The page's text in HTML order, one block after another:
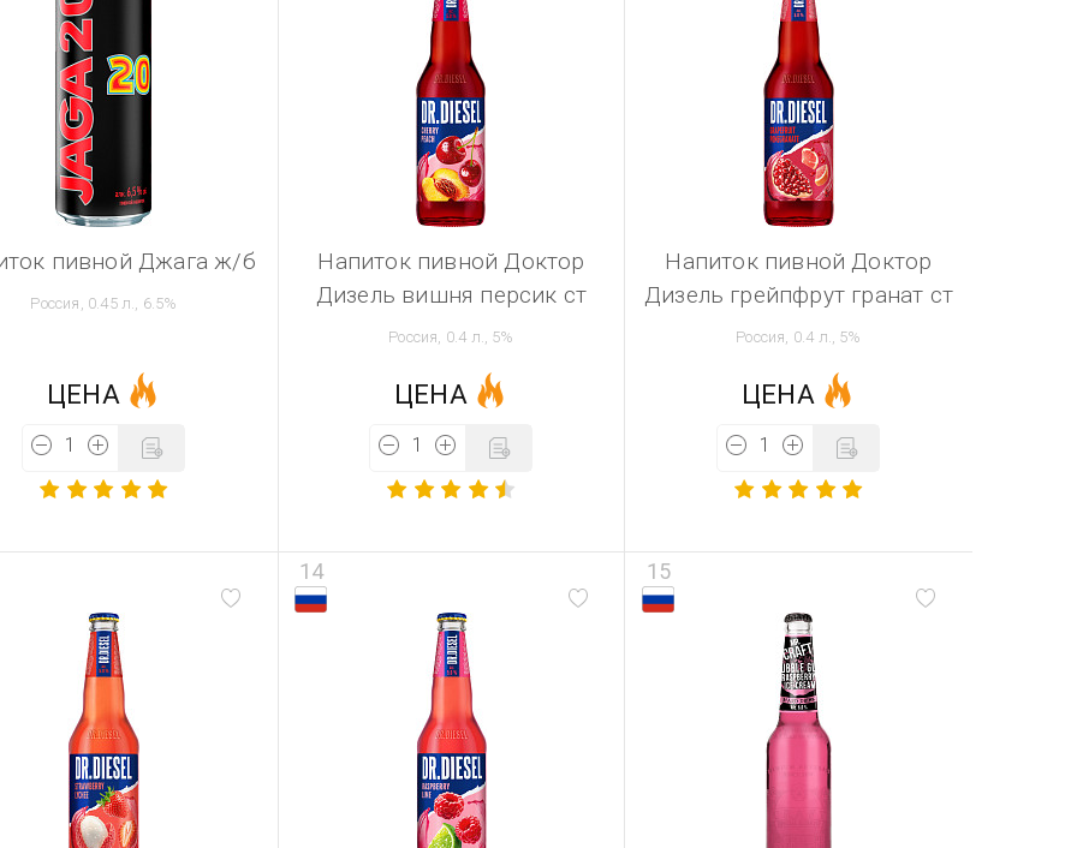
пивной Джага ж/б
Россия, 0.45 л., 6.5%
ЦЕНА
Напиток пивной Доктор
Дизель вишня персик ст
Россия, 0.4 л., 5%
ЦЕНА
Напиток пивной Доктор
Дизель грейпфрут гранат ст
Россия, 0.4 л., 5%
ЦЕНА
14 15